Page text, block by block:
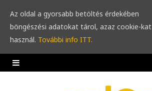
Az oldal a gyorsabb betöltés érdekében
böngészési adatokat tárol, azaz cookie-kat
használ. További info ITT.